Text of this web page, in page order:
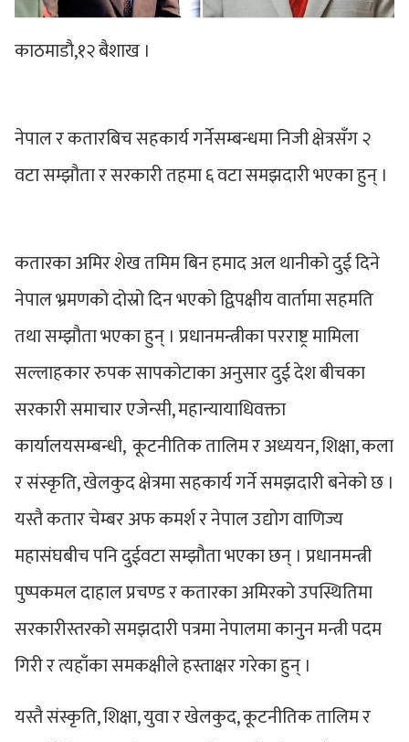
काठमाडौ,१२ बैशाख ।
नेपाल र कतारबिच सहकार्य गर्नेसम्बन्धमा निजी क्षेत्रसँग २
वटा सम्झौता र सरकारी तहमा ६ वटा समझदारी भएका हुन् ।
कतारका अमिर शेख तमिम बिन हमाद अल थानीको दुई दिने
नेपाल भ्रमणको दोस्रो दिन भएको द्विपक्षीय वार्तामा सहमति
तथा सम्झौता भएका हुन् । प्रधानमन्त्रीका परराष्ट्र मामिला
सल्लाहकार रुपक सापकोटाका अनुसार दुई देश बीचका
सरकारी समाचार एजेन्सी, महान्यायाधिवक्ता
कार्यालयसम्बन्धी, कूटनीतिक तालिम र अध्ययन, शिक्षा, कला
र संस्कृति, खेलकुद क्षेत्रमा सहकार्य गर्ने समझदारी बनेको छ ।
यस्तै कतार चेम्बर अफ कमर्श र नेपाल उद्योग वाणिज्य
महासंघबीच पनि दुईवटा सम्झौता भएका छन् । प्रधानमन्त्री
पुष्पकमल दाहाल प्रचण्ड र कतारका अमिरको उपस्थितिमा
सरकारीस्तरको समझदारी पत्रमा नेपालमा कानुन मन्त्री पदम
गिरी र त्यहाँका समकक्षीले हस्ताक्षर गरेका हुन् ।
यस्तै संस्कृति, शिक्षा, युवा र खेलकुद, कूटनीतिक तालिम र